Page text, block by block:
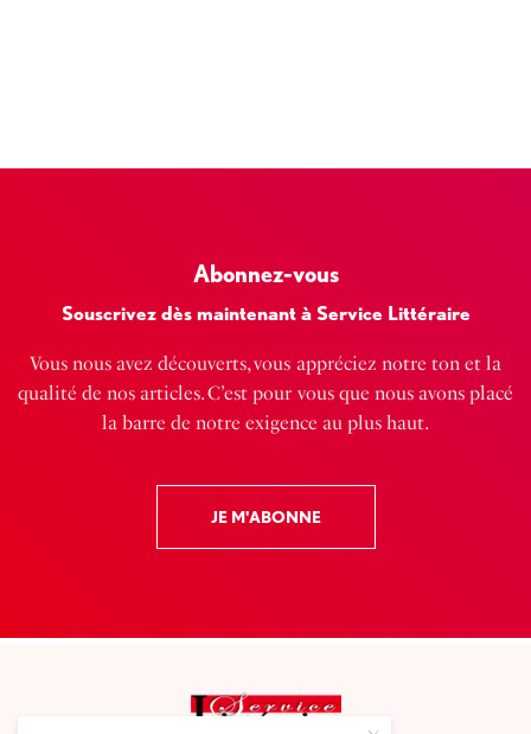
Abonnez-vous
Souscrivez dès maintenant à Service Littéraire
Vous nous avez découverts, vous appréciez notre ton et la
qualité de nos articles. C’est pour vous que nous avons placé
la barre de notre exigence au plus haut.
JE M'ABONNE